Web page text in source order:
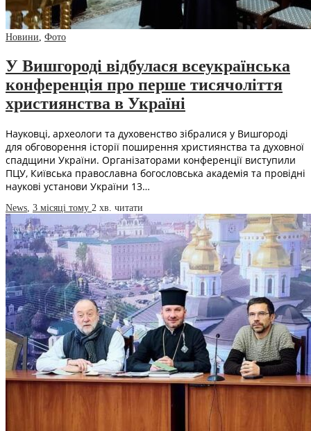
Новини, Фото
У Вишгороді відбулася всеукраїнська
конференція про перше тисячоліття
християнства в Україні
Науковці, археологи та духовенство зібралися у Вишгороді
для обговорення історії поширення християнства та духовної
спадщини України. Організаторами конференції виступили
ПЦУ, Київська православна богословська академія та провідні
наукові установи України 13…
News, 3 місяці тому 2 хв. читати